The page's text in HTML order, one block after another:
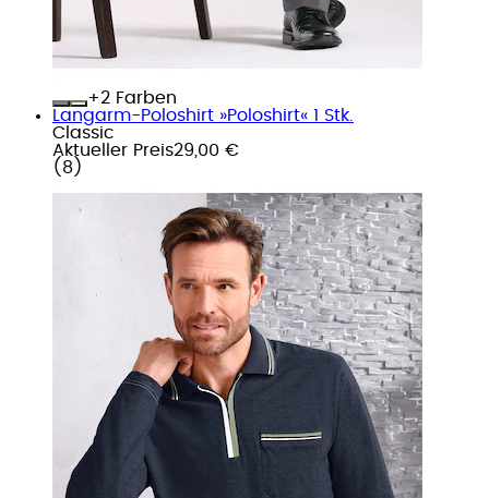
+
Farben
Langarm-Poloshirt »Poloshirt« 1 Stk.
Classic
Aktueller Preis29,00 €
( 8 )